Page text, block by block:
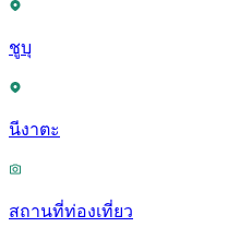
ชูบุ
นีงาตะ
สถานที่ท่องเที่ยว